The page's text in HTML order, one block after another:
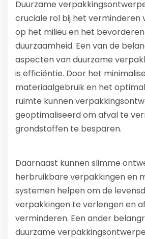
Duurzame
cruciale rol bij het verminderen
op het milieu en het
duurzaamheid. Een van de
aspecten van duurzame
is efficiëntie. Door het
materiaalgebruik en het
ruimte kunnen
geoptimaliseerd om afval te
grondstoffen te besparen.
Daarnaast kunnen slimme
herbruikbare verpakkingen en
systemen helpen om de
verpakkingen te verlengen en
verminderen. Een ander
duurzame